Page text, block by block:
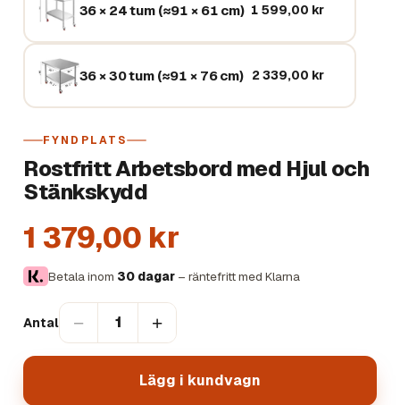
FYNDPLATS
Rostfritt Arbetsbord med Hjul och
Stänkskydd
1 379,00 kr
Betala inom 30 dagar – räntefritt med Klarna
36 × 24 tum (≈91 × 61 cm) 1 599,00 kr
36 × 30 tum (≈91 × 76 cm) 2 339,00 kr
Antal − 1 +
Lägg i kundvagn